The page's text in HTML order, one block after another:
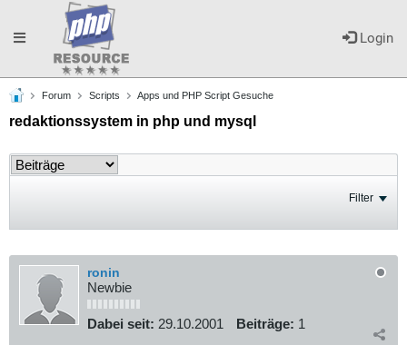
Login
Toggle
navigation
Forum Scripts Apps und PHP Script Gesuche
redaktionssystem in php und mysql
Filter
ronin
Newbie
Dabei seit: 29.10.2001 Beiträge: 1